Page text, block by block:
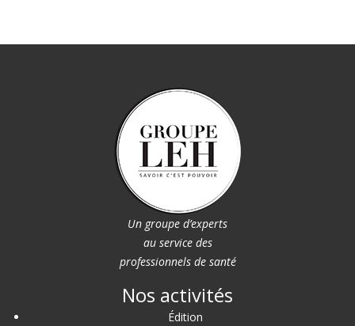
Un groupe d’experts
au service des
professionnels de santé
Nos activités
Édition